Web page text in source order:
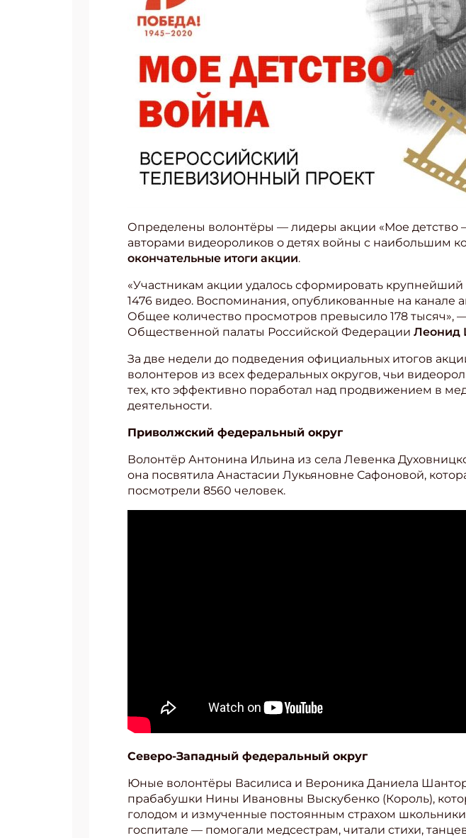
Определены волонтёры — лидеры акции «Мое детство
авторами видеороликов о детях войны с наибольшим
окончательные итоги акции.
«Участникам акции удалось сформировать
1476 видео. Воспоминания, опубликованные на канале
Общее количество просмотров превысило 178 тысяч»,
Общественной палаты Российской Федерации Леонид
За две недели до подведения официальных итогов
волонтеров из всех федеральных округов, чьи
тех, кто эффективно поработал над продвижением в
деятельности.
Приволжский федеральный округ
Волонтёр Антонина Ильина из села Левенка
она посвятила Анастасии Лукьяновне Сафоновой,
посмотрели 8560 человек.
Северо-Западный федеральный округ
Юные волонтёры Василиса и Вероника Даниела
прабабушки Нины Ивановны Выскубенко (Король),
голодом и измученные постоянным страхом
госпитале — помогали медсестрам, читали стихи,